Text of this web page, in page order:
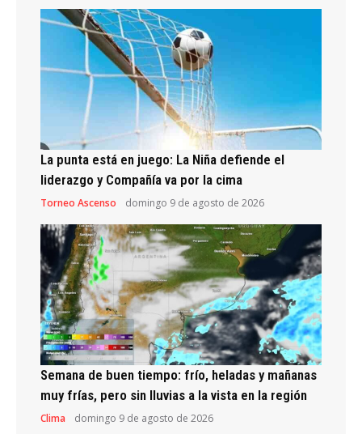
La punta está en juego: La Niña defiende el
liderazgo y Compañía va por la cima
Torneo Ascenso domingo 9 de agosto de 2026
Semana de buen tiempo: frío, heladas y mañanas
muy frías, pero sin lluvias a la vista en la región
Clima domingo 9 de agosto de 2026